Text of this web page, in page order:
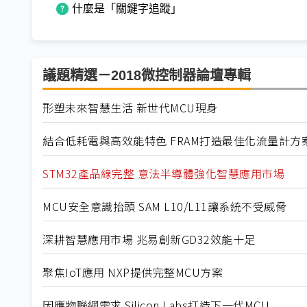
什麼是「關鍵字追蹤」
議題精選－2018微控制器論壇專輯
形塑未來智慧生活 新世代MCU現身
結合低耗電與高效能特色 FRAM打造最佳化流量計方
STM32產品線完整 意法半導體強化智慧應用市場
MCU安全意識抬頭 SAM L10/L11讓系統不受威脅
深耕智慧應用市場 兆易創新GD32效能十足
聚焦IoT應用 NXP提供完整MCU方案